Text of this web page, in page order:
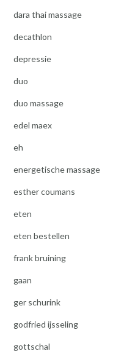
dara thai massage
decathlon
depressie
duo
duo massage
edel maex
eh
energetische massage
esther coumans
eten
eten bestellen
frank bruining
gaan
ger schurink
godfried ijsseling
gottschal